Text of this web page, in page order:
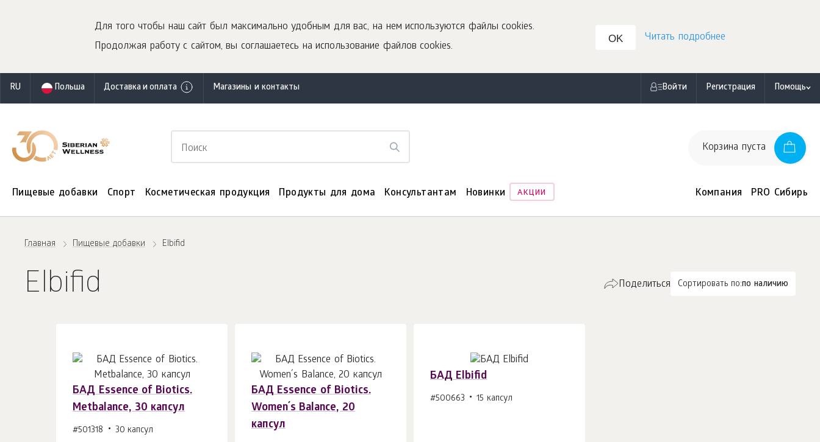
Для того чтобы наш сайт был максимально удобным для вас, на нем используются файлы cookies.
Продолжая работу с сайтом, вы соглашаетесь на использование файлов cookies.
OK Читать подробнее
RU Польша Доставка и оплата Магазины и контакты Войти Регистрация Помощь
Корзина пуста
Пищевые добавки Спорт Косметическая продукция Продукты для дома Консультантам Новинки АКЦИИ Компания PRO Сибирь
Главная Пищевые добавки Elbifid
Elbifid Сортировать по:по наличию
Поделиться
БАД Essence of Biotics.
Metbalance, 30 капсул
#501318 30 капсул
БАД Essence of Biotics.
Women´s Balance, 20
капсул
БАД Elbifid
#500663 15 капсул